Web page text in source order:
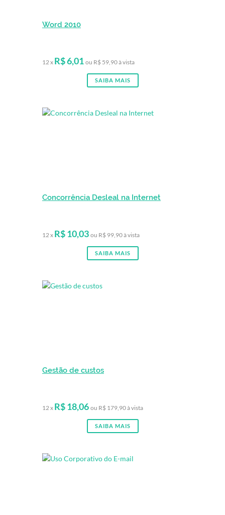
Word 2010
12 x R$ 6,01 ou R$ 59,90 à vista
SAIBA MAIS
Concorrência Desleal na Internet
12 x R$ 10,03 ou R$ 99,90 à vista
SAIBA MAIS
Gestão de custos
12 x R$ 18,06 ou R$ 179,90 à vista
SAIBA MAIS